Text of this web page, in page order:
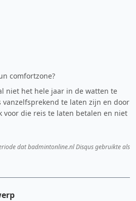
comfortzone?
niet het hele jaar in de watten te
vanzelfsprekend te laten zijn en door
voor die reis te laten betalen en niet
dat badmintonline.nl Disqus gebruikte als